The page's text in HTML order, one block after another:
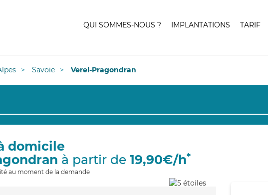
QUI SOMMES-NOUS ? IMPLANTATIONS TARIF
Savoie Verel-Pragondran
domicile
à partir de 19,90€/h*
au moment de la demande